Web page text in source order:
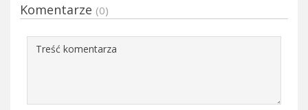
Komentarze (0)